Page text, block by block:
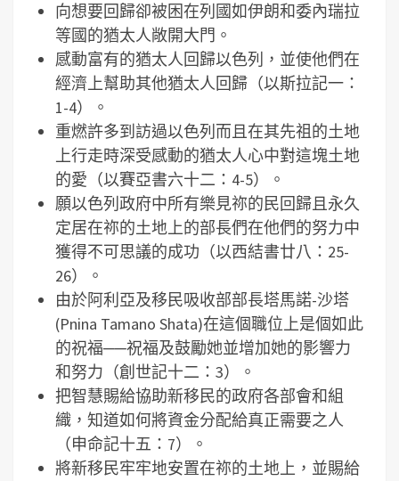
向想要回歸卻被困在列國如伊朗和委內瑞拉
等國的猶太人敞開大門。
感動富有的猶太人回歸以色列，並使他們在
經濟上幫助其他猶太人回歸（以斯拉記一：
1-4）。
重燃許多到訪過以色列而且在其先祖的土地
上行走時深受感動的猶太人心中對這塊土地
的愛（以賽亞書六十二：4-5）。
願以色列政府中所有樂見祢的民回歸且永久
定居在祢的土地上的部長們在他們的努力中
獲得不可思議的成功（以西結書廿八：25-
26）。
由於阿利亞及移民吸收部部長塔馬諾-沙塔
(Pnina Tamano Shata)在這個職位上是個如此
的祝福──祝福及鼓勵她並增加她的影響力
和努力（創世記十二：3）。
把智慧賜給協助新移民的政府各部會和組
織，知道如何將資金分配給真正需要之人
（申命記十五：7）。
將新移民牢牢地安置在祢的土地上，並賜給